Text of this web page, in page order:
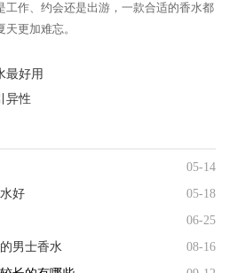
工作、约会还是出游，一款合适的香水都
更加难忘。
最好用
异性
05-14
好 05-18
06-25
男士香水 08-16